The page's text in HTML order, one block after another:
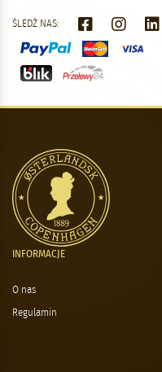
ŚLEDŹ NAS:
INFORMACJE
O nas
Regulamin